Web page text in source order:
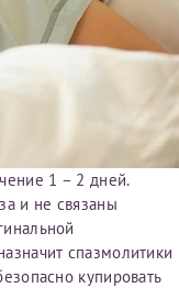
1 – 2 дней.
и не связаны
спазмолитики
купировать